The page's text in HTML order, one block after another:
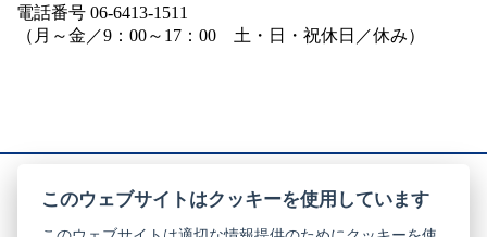
電話番号 06-6413-1511
（月～金／9：00～17：00 土・日・祝休日／休み）
このウェブサイトはクッキーを使用しています